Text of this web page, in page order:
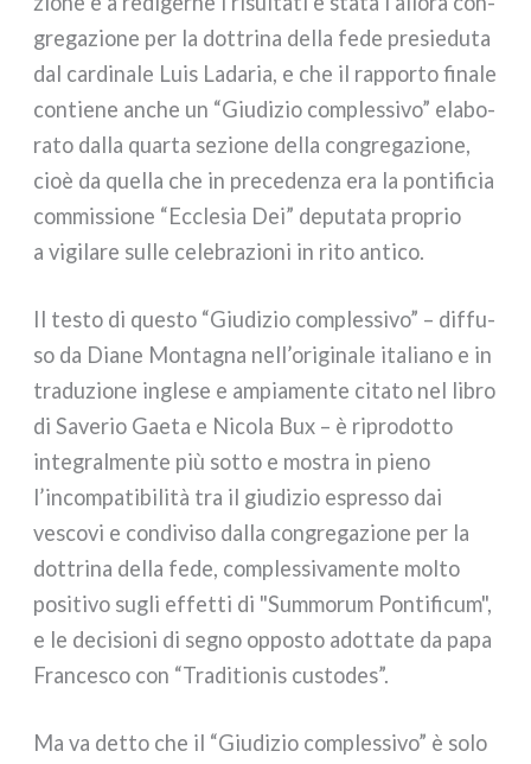
gre­ga­zio­ne per la dot­tri­na del­la fede pre­sie­du­ta
dal car­di­na­le Luis Ladaria, e che il rap­por­to fina­le
con­tie­ne anche un “Giudizio com­ples­si­vo” ela­bo­
ra­to dal­la quar­ta sezio­ne del­la con­gre­ga­zio­ne,
cioè da quel­la che in pre­ce­den­za era la pon­ti­fi­cia
com­mis­sio­ne “Ecclesia Dei” depu­ta­ta pro­prio
a vigi­la­re sul­le cele­bra­zio­ni in rito anti­co.
Il testo di que­sto “Giudizio com­ples­si­vo” – dif­fu­
so da Diane Montagna nell’originale ita­lia­no e in
tra­du­zio­ne ingle­se e ampia­men­te cita­to nel libro
di Saverio Gaeta e Nicola Bux – è ripro­dot­to
inte­gral­men­te più sot­to e mostra in pie­no
l’incompatibilità tra il giu­di­zio espres­so dai
vesco­vi e con­di­vi­so dal­la con­gre­ga­zio­ne per la
dot­tri­na del­la fede, com­ples­si­va­men­te mol­to
posi­ti­vo sugli effet­ti di "Summorum Pontificum",
e le deci­sio­ni di segno oppo­sto adot­ta­te da papa
Francesco con “Traditionis custo­des”.
Ma va det­to che il “Giudizio com­ples­si­vo” è solo